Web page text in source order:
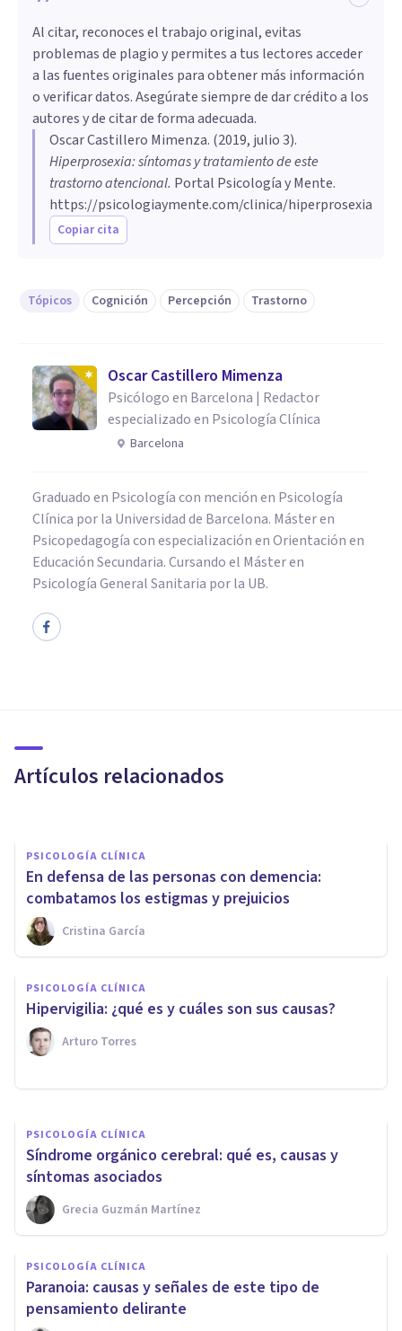
Al citar, reconoces el trabajo original, evitas
problemas de plagio y permites a tus lectores acceder
a las fuentes originales para obtener más información
o verificar datos. Asegúrate siempre de dar crédito a los
autores y de citar de forma adecuada.
Oscar Castillero Mimenza. (2019, julio 3).
Hiperprosexia: síntomas y tratamiento de este
trastorno atencional. Portal Psicología y Mente.
https://psicologiaymente.com/clinica/hiperprosexia
Copiar cita
Tópicos Cognición Percepción Trastorno
Oscar Castillero Mimenza
Psicólogo en Barcelona | Redactor
especializado en Psicología Clínica
Barcelona
Graduado en Psicología con mención en Psicología
Clínica por la Universidad de Barcelona. Máster en
Psicopedagogía con especialización en Orientación en
Educación Secundaria. Cursando el Máster en
Psicología General Sanitaria por la UB.
Artículos relacionados
típicos de la depresión
PSICOLOGÍA CLÍNICA
En defensa de las personas con demencia:
combatamos los estigmas y prejuicios
Cristina García
PSICOLOGÍA CLÍNICA
Hipervigilia: ¿qué es y cuáles son sus causas?
Arturo Torres
Los 6 tipos de trastornos del
Estado del Ánimo
PSICOLOGÍA CLÍNICA
Síndrome orgánico cerebral: qué es, causas y
síntomas asociados
Grecia Guzmán Martínez
PSICOLOGÍA CLÍNICA
Paranoia: causas y señales de este tipo de
pensamiento delirante